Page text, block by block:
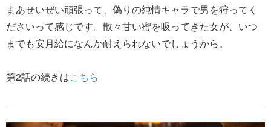
まあせいぜい頑張って、偽りの純情キャラで男を狩ってく
ださいって感じです。散々甘い蜜を吸ってきた女が、いつ
までも安月給になんか耐えられないでしょうから。
第2話の続きはこちら